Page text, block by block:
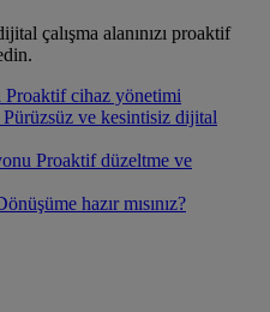
çalışma alanınızı proaktif
Proaktif cihaz yönetimi
Pürüzsüz ve kesintisiz dijital
Proaktif düzeltme ve
hazır mısınız?